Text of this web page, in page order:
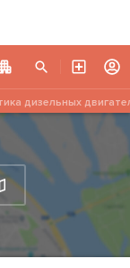
дизельных